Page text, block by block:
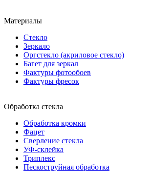
Материалы
Стекло
Зеркало
Оргстекло (акриловое стекло)
Багет для зеркал
Фактуры фотообоев
Фактуры фресок
Обработка стекла
Обработка кромки
Фацет
Сверление стекла
УФ-склейка
Триплекс
Пескоструйная обработка